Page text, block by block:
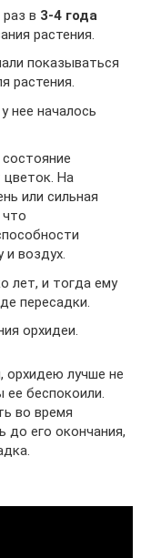
в 3-4 года
растения.
показываться
растения.
нее началось
цветок. На
или сильная
что
и воздух.
лет, и тогда ему
пересадки.
орхидеи.
орхидею лучше не
ее беспокоили.
во время
до его окончания,